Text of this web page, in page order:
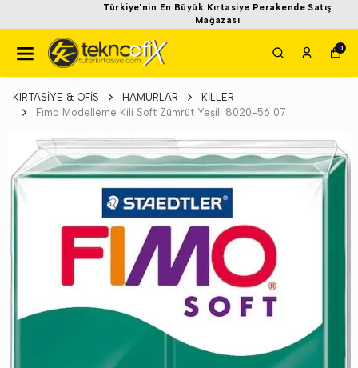
Türkiye'nin En Büyük Kırtasiye Perakende Satış
Mağazası
0
KIRTASİYE & OFİS HAMURLAR
KİLLER
Fımo Modelleme Kili Soft Zümrüt Yeşili 8020-56 07